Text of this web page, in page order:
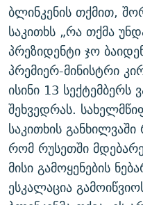
ბლინკენის თქმით,
საკითხს „რა თქმა
პრეზიდენტი ჯო
პრემიერ-მინისტრი
ისინი 13 სექტემბერს
შეხვედრას.
საკითხის
რომ რუსეთში
მისი გამოყენების
ესკალაცია